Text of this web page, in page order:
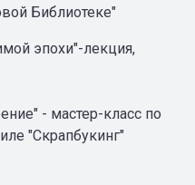
Библиотеке"
эпохи"-лекция,
- мастер-класс по
"Скрапбукинг"